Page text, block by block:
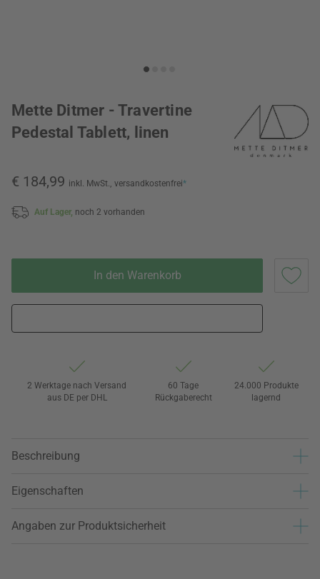
Mette Ditmer - Travertine
Pedestal Tablett, linen
€ 184,99 inkl. MwSt., versandkostenfrei*
Auf Lager, noch 2 vorhanden
In den Warenkorb
2 Werktage nach Versand
aus DE per DHL
60 Tage
Rückgaberecht
24.000 Produkte
lagernd
Beschreibung
Eigenschaften
Angaben zur Produktsicherheit